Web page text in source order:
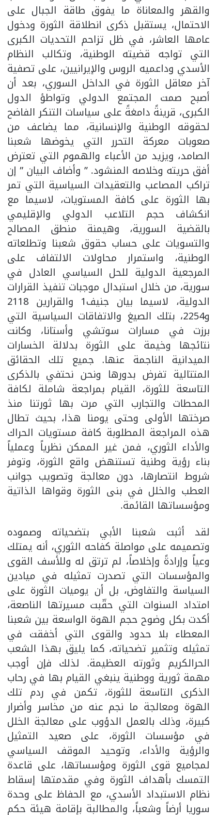
والقهر والمعاناة ما يفوق طاقة الجبال على
الاحتمال، يستقبل ذكرى انطلاقة الثورة ودخول
عامها العاشر، في ظل تزاحم التحديات الكبرى
التي تواجه قضيته الوطنية، وتكالب النظام
الأسدي وداعميه الروس والإيرانيين، على تصفية
آخر معاقل الثورة في الداخل السوري، بعد أن
أصبح صمت المجتمع الدولي وتواطؤ الدول
الكبرى، قرينةً دامغةً على سياسات التنكر الفاضح
لحقوقه الوطنية والإنسانية، مما يضاعف من
صعوبات معركة التحرر التي يخوضها شعبنا
الصامد، ويزيد من الأعباء والهموم التي تعترض
أفق حريته وخلاصه المنشود. ” وأضاف البيان ” إن
تراكب المصاعب والتعقيدات السياسية التي تمر
بها الثورة على كافة المستويات، لاسيما مع
انكشاف حجم التلاعب الدولي والإقليمي
بالقضية السورية، وهيمنة منطق المصالح
والتسويات على حساب حقوق شعبنا وتطلعاته
الوطنية، واستمرار محاولات الالتفاف على
المرجعية الدولية للحل السياسي العادل في
سورية، من خلال استبدال موجبات تنفيذ القرارات
الدولية، لاسيما بيان جنيف1 والقرارين 2118
و2254، بتلك الصيغ والاتفاقات السياسية التي
برزت في مسارات سوتشي وأستانا، وكانت
نتائجها وخيمة على الثورة بدلالة الخسارات
الميدانية الناجمة عنها. جميع تلك الحقائق
المتتالية تفرض بدورها ونحن نحتفي بالذكرى
التاسعة للثورة، القيام بمراجعة شاملة لكافة
المحطات والتجارب التي مرت بها ثورتنا منذ
صرختها الأولى وحتى يومنا هذا، بحيث تطال
هذه المراجعة المطلوبة كافة مستويات الحراك
والأداء الثوري، فمن غير الممكن نظرياً وعملياً
بناء رؤية وطنية تستنهض واقع الثورة، وتوفر
شروط انتصارها، دون معالجة وتصويب جوانب
العطب والخلل في بنى الثورة وقواها الذاتية
ومؤسساتها القائمة.
لقد أثبت شعبنا الأبي بتضحياته وصموده
وتصميمه على مواصلة كفاحه الثوري، أنه يمتلك
وعياً وإرادةً وإخلاصاً، لم ترتق له وللأسف القوى
والمؤسسات التي تصدرت تمثيله في ميادين
السياسة والتفاوض، بل أن يوميات الثورة على
امتداد السنوات التي حقّبت مسيرتها الناصعة،
أكدت بكل وضوح حجم الهوة الواسعة بين شعبنا
المعطاء بلا حدود والقوى التي أخفقت في
تمثيله وتثمير تضحياته، كما يليق بهذا الشعب
الحرالكريم وثورته العظيمة. لذلك فإن أوجب
مهمة ثورية ووطنية ينبغي القيام بها في رحاب
الذكرى التاسعة للثورة، تكمن في ردم تلك
الهوة ومعالجة ما نجم عنه من مخاسر وأضرار
كبيرة، وذلك بالعمل الدؤوب على معالجة الخلل
في مؤسسات الثورة، على صعيد التمثيل
والرؤية والأداء، وتوحيد الموقف السياسي
لمجاميع قوى الثورة ومؤسساتها، على قاعدة
التمسك بأهداف الثورة وفي مقدمتها إسقاط
نظام الاستبداد الأسدي، مع الحفاظ على وحدة
سوريا أرضاً وشعباً، والمطالبة بإقامة هيئة حكم